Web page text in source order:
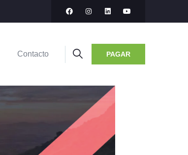
Contacto PAGAR